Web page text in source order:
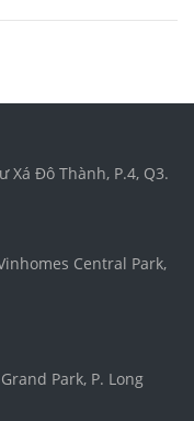
Xá Đô Thành, P.4, Q3.
Central Park,
Park, P. Long